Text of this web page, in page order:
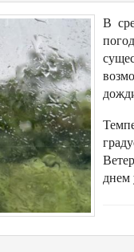
В
днем